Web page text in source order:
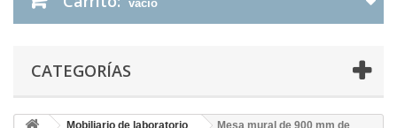
vacío
CATEGORÍAS
Mobiliario de laboratorio
Mesa mural de 900 mm de